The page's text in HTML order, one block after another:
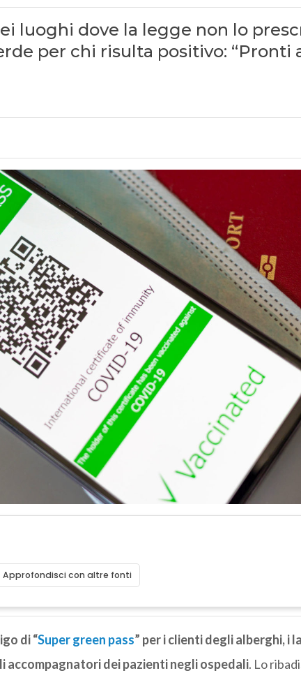
luoghi dove la legge non lo
per chi risulta positivo: “Pronti
Approfondisci con altre fonti
di “Super green pass” per i clienti degli alberghi, i
accompagnatori dei pazienti negli ospedali. Lo